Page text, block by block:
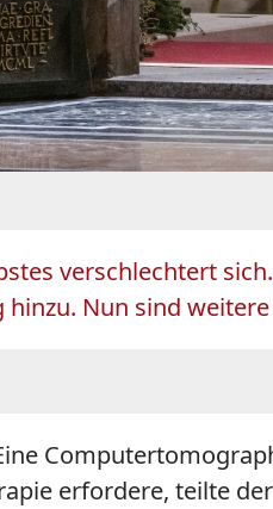
verschlechtert
Nun sind
erfordere, teilte